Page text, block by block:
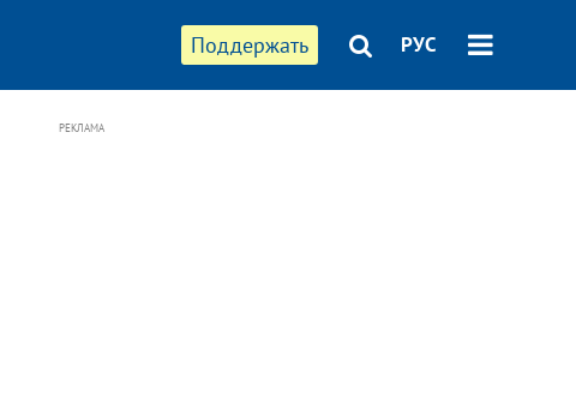
Поддержать РУС
РЕКЛАМА